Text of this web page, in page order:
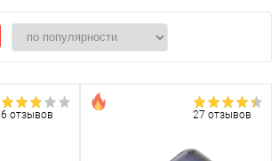
6 отзывов 27 отзывов